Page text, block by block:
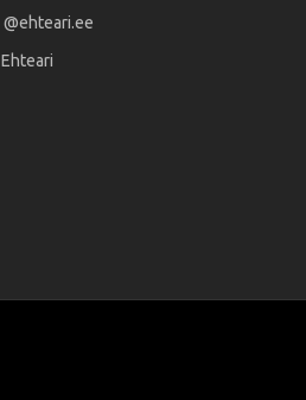
@ehteari.ee
Ehteari